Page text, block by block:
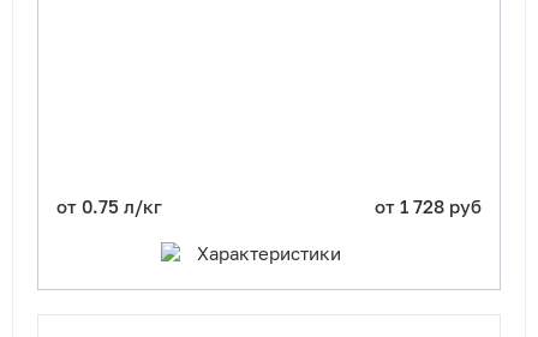
от 0.75 л/кг от 1 728 руб
Характеристики